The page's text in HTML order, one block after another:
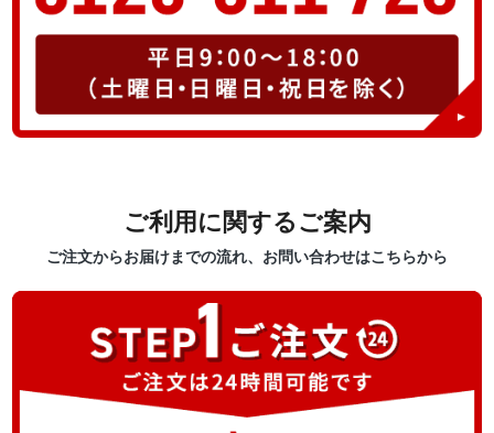
ご利用に関するご案内
ご注文からお届けまでの流れ、お問い合わせはこちらから